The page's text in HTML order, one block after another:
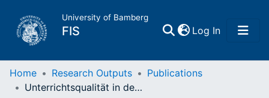
University of Bamberg
FIS Log In(current)
Home
Home Research Outputs
Publications
Unterrichtsqualität in der Grundschule : kognitive Aktivierung in der PERLE-Videostudie Sprache